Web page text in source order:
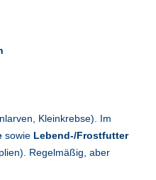
Kleinkrebse). Im
sowie Lebend-/Frostfutter
Regelmäßig, aber